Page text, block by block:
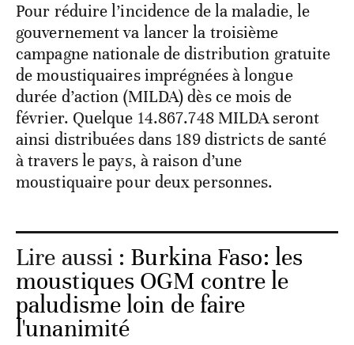
Pour réduire l’incidence de la maladie, le
gouvernement va lancer la troisième
campagne nationale de distribution gratuite
de moustiquaires imprégnées à longue
durée d’action (MILDA) dès ce mois de
février. Quelque 14.867.748 MILDA seront
ainsi distribuées dans 189 districts de santé
à travers le pays, à raison d’une
moustiquaire pour deux personnes.
Lire aussi : Burkina Faso: les
moustiques OGM contre le
paludisme loin de faire
l'unanimité